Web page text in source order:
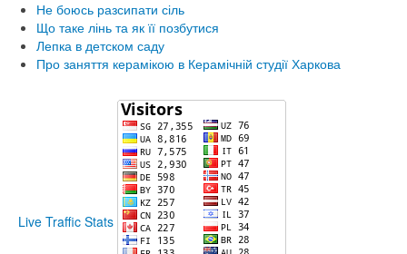
Не боюсь разсипати сіль
Що таке лінь та як її позбутися
Лепка в детском саду
Про заняття керамікою в Керамічній студії Харкова
Live Traffic Stats